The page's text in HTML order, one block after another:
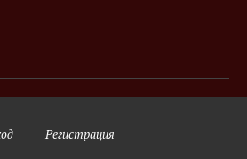
Регистрация